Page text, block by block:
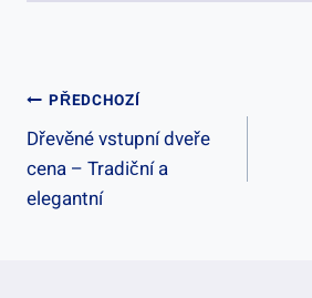
Navigace
Pro
Příspěvek
PŘEDCHOZÍ
Dřevěné vstupní dveře
cena – Tradiční a
elegantní